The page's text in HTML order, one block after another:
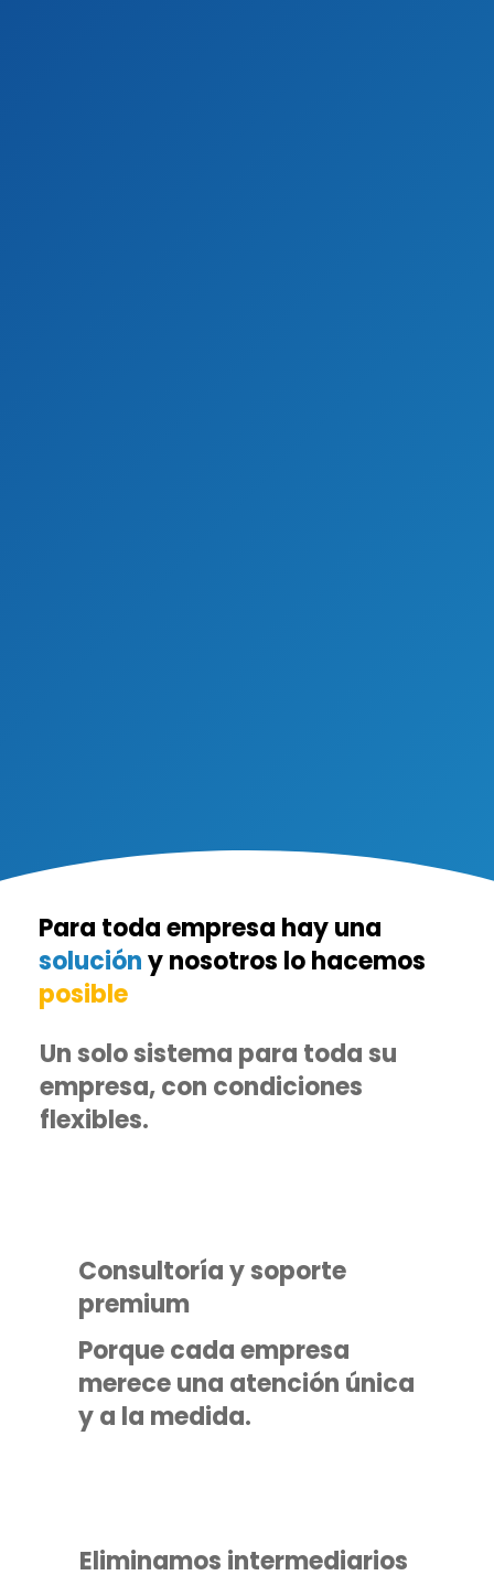
Para toda empresa hay una
solución y nosotros lo hacemos
posible
Un solo sistema para toda su
empresa, con condiciones
flexibles.
Consultoría y soporte
premium
Porque cada empresa
merece una atención única
y a la medida.
Eliminamos intermediarios